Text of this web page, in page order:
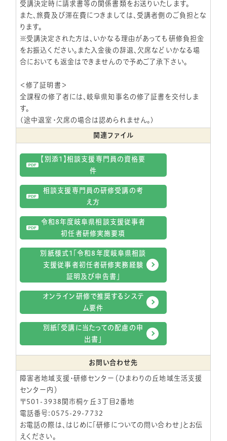
受講決定時に請求書等の関係書類をお送りいたします。
また、旅費及び滞在費につきましては、受講者側のご負担とな
ります。
※受講決定された方は、いかなる理由があっても研修負担金
をお振込ください。また入金後の辞退、欠席などいかなる場
合においても返金はできませんので予めご了承下さい。
＜修了証明書＞
全課程の修了者には、岐阜県知事名の修了証書を交付しま
す。
(途中退室・欠席の場合は認められません。)
関連ファイル
【別添1】相談支援専門員の資格要
件
相談支援専門員の研修受講の考
え方
令和8年度岐阜県相談支援従事者
初任者研修実施要項
別紙様式1「令和8年度岐阜県相談
支援従事者初任者研修実務経験
証明及び申告書」
オンライン研修で推奨するシステ
ム要件
別紙「受講に当たっての配慮の申
出書」
お問い合わせ先
障害者地域支援・研修センター（ひまわりの丘地域生活支援
センター内）
〒501-3938関市桐ヶ丘3丁目2番地
電話番号:0575-29-7732
​お電話の際は、はじめに「研修についての問い合わせ」とお伝
えください。